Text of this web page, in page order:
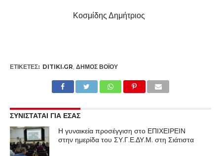
Κοσμίδης Δημήτριος
ΕΤΙΚΕΤΕΣ: DITIKI.GR, ΔΉΜΟΣ ΒΟΪ́ΟΥ
ΣΥΝΙΣΤΑΤΑΙ ΓΙΑ ΕΣΑΣ
Η γυναικεία προσέγγιση στο ΕΠΙΧΕΙΡΕΙΝ
στην ημερίδα του ΣΥ.Γ.Ε.ΔΥ.Μ. στη Σιάτιστα